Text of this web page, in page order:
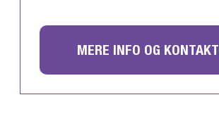
MERE INFO OG KONTAKT